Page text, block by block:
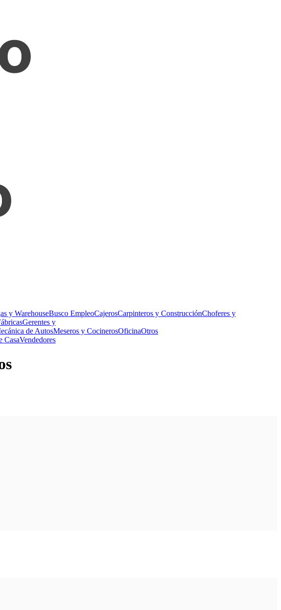
y WarehouseBusco EmpleoCajerosCarpinteros y ConstrucciónChoferes y
Gerentes y
de AutosMeseros y CocinerosOficinaOtros
CasaVendedores